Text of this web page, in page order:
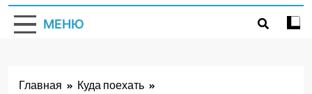
МЕНЮ
Главная
Куда поехать